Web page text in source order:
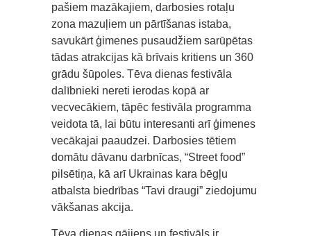
pašiem mazākajiem, darbosies rotaļu
zona mazuļiem un pārtīšanas istaba,
savukārt ģimenes pusaudžiem sarūpētas
tādas atrakcijas kā brīvais kritiens un 360
grādu šūpoles. Tēva dienas festivāla
dalībnieki nereti ierodas kopā ar
vecvecākiem, tāpēc festivāla programma
veidota tā, lai būtu interesanti arī ģimenes
vecākajai paaudzei. Darbosies tētiem
domātu dāvanu darbnīcas, “Street food”
pilsētiņa, kā arī Ukrainas kara bēgļu
atbalsta biedrības “Tavi draugi” ziedojumu
vākšanas akcija.
Tēva dienas gājiens un festivāls ir